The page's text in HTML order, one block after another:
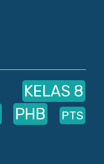
KELAS 8
PHB PTS